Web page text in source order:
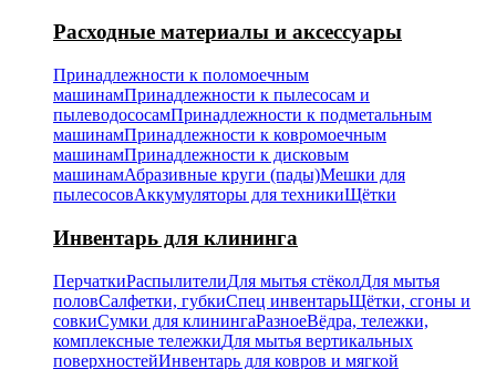
Расходные материалы и аксессуары
Принадлежности к поломоечным
машинамПринадлежности к пылесосам и
пылеводососамПринадлежности к подметальным
машинамПринадлежности к ковромоечным
машинамПринадлежности к дисковым
машинамАбразивные круги (пады)Мешки для
пылесосовАккумуляторы для техникиЩётки
Инвентарь для клининга
ПерчаткиРаспылителиДля мытья стёколДля мытья
половСалфетки, губкиСпец инвентарьЩётки, сгоны и
совкиСумки для клинингаРазноеВёдра, тележки,
комплексные тележкиДля мытья вертикальных
поверхностейИнвентарь для ковров и мягкой